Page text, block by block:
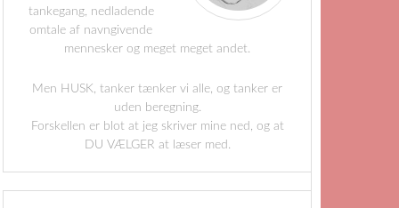
tankegang, nedladende
omtale af navngivende
mennesker og meget meget andet.
Men HUSK, tanker tænker vi alle, og tanker er
uden beregning.
Forskellen er blot at jeg skriver mine ned, og at
DU VÆLGER at læser med.